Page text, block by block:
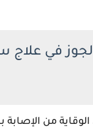
في علاج
الوقاية من